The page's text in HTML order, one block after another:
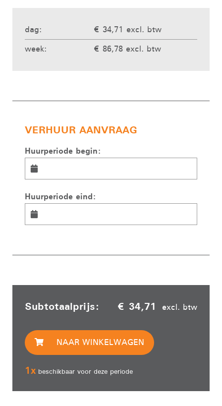
dag:
€ 34,71 excl. btw
week:
€ 86,78 excl. btw
VERHUUR AANVRAAG
Huurperiode begin:
Huurperiode eind:
Subtotaalprijs: € 34,71 excl. btw
NAAR WINKELWAGEN
1x beschikbaar voor deze periode